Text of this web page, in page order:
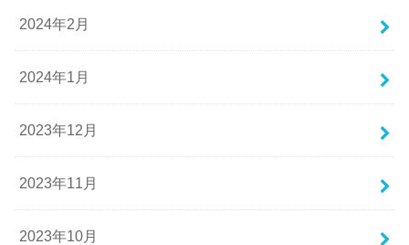
2024年2月
2024年1月
2023年12月
2023年11月
2023年10月